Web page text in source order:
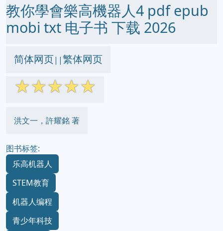
教你學會樂高機器人4 pdf epub
mobi txt 电子书 下载 2026
简体网页||繁体网页
☆☆☆☆☆
洪文一，許耀銘 著
图书标签:
乐高机器人
STEM教育
机器人编程
青少年科技